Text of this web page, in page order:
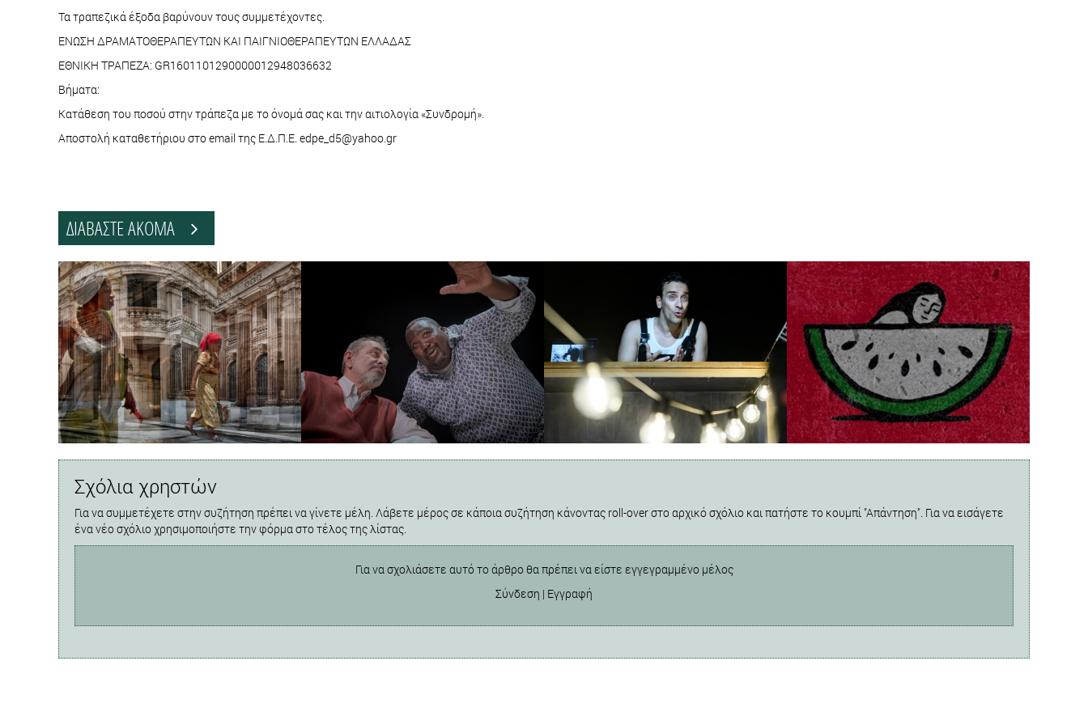
Τα τραπεζικά έξοδα βαρύνουν τους συμμετέχοντες.
ΕΝΩΣΗ ΔΡΑΜΑΤΟΘΕΡΑΠΕΥΤΩΝ ΚΑΙ ΠΑΙΓΝΙΟΘΕΡΑΠΕΥΤΩΝ ΕΛΛΑΔΑΣ
ΕΘΝΙΚΗ ΤΡΑΠΕΖΑ: GR1601101290000012948036632
Βήματα:
Κατάθεση του ποσού στην τράπεζα με το όνομά σας και την αιτιολογία «Συνδρομή».
Αποστολή καταθετήριου στο email της Ε.Δ.Π.Ε. edpe_d5@yahoo.gr
ΔΙΑΒΑΣΤΕ ΑΚΟΜΑ
Σχόλια χρηστών
Για να συμμετέχετε στην συζήτηση πρέπει να γίνετε μέλη. Λάβετε μέρος σε κάποια συζήτηση κάνοντας roll-over στο αρχικό σχόλιο και πατήστε το κουμπί "Απάντηση". Για να εισάγετε
ένα νέο σχόλιο χρησιμοποιήστε την φόρμα στο τέλος της λίστας.
Για να σχολιάσετε αυτό το άρθρο θα πρέπει να είστε εγγεγραμμένο μέλος
Σύνδεση | Εγγραφή